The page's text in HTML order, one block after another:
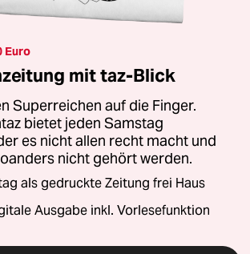
Euro
mit taz-Blick
Superreichen auf die Finger.
bietet jeden Samstag
es nicht allen recht macht und
nicht gehört werden.
als gedruckte Zeitung frei Haus
Ausgabe inkl. Vorlesefunktion